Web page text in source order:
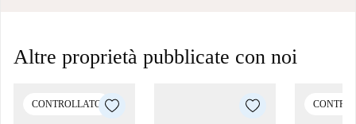
Altre proprietà pubblicate con noi
CONTROLLATO